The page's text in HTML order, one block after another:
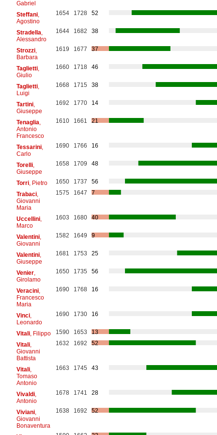
Gabriel
Steffani,
Agostino
1654 1728 52
Stradella
Alessandro
1644 1682 38
Strozzi,
Barbara
1619 1677 37
Taglietti,
Giulio
1660 1718 46
Taglietti,
Luigi
1668 1715 38
Tartini,
Giuseppe
1692 1770 14
Tenaglia
Antonio
Francesco
1610 1661 21
Tessarini,
Carlo
1690 1766 16
Torelli,
Giuseppe
1658 1709 48
Torri, Pietro 1650 1737
56
Trabaci,
Giovanni
Maria
1575 1647 7
Uccellini,
Marco
1603 1680 40
Valentini,
Giovanni
1582 1649 9
Valentini,
Giuseppe
1681 1753 25
Venier,
Girolamo
1650 1735 56
Veracini,
Francesco
Maria
1690 1768 16
Vinci,
Leonardo
1690 1730 16
Vitali, Filippo 1590 1653
13
Vitali,
Giovanni
Battista
1632 1692 52
Vitali,
Tomaso
Antonio
1663 1745 43
Vivaldi,
Antonio
1678 1741 28
Viviani,
Giovanni
Bonaventura
1638 1692 52